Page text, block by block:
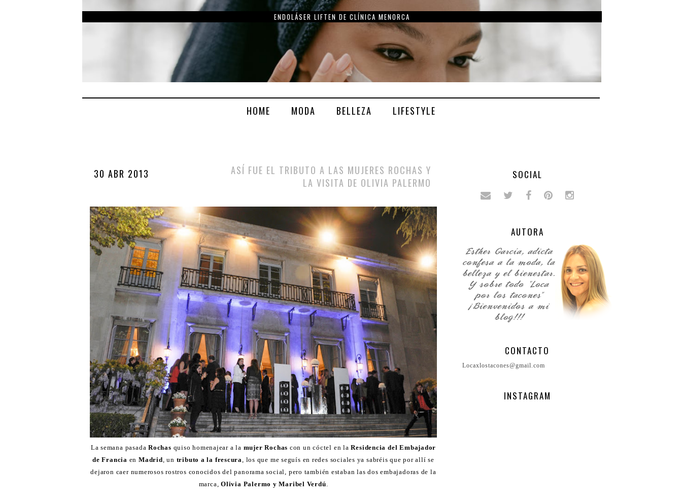
ENDOLÁSER LIFTEN DE CLÍNICA MENORCA
HOME MODA BELLEZA LIFESTYLE
30 ABR 2013
ASÍ FUE EL TRIBUTO A LAS MUJERES ROCHAS Y
LA VISITA DE OLIVIA PALERMO
La semana pasada Rochas quiso homenajear a la mujer Rochas con un cóctel en la Residencia del Embajador
de Francia en Madrid , un tributo a la frescura
, los que me seguís en redes sociales ya sabréis que por allí se
dejaron caer numerosos rostros conocidos del panorama social, pero también estaban las dos embajadoras de la
marca,Olivia Palermo y Maribel Verdú
SOCIAL
AUTORA
CONTACTO
Locaxlostacones@gmail.com
INSTAGRAM